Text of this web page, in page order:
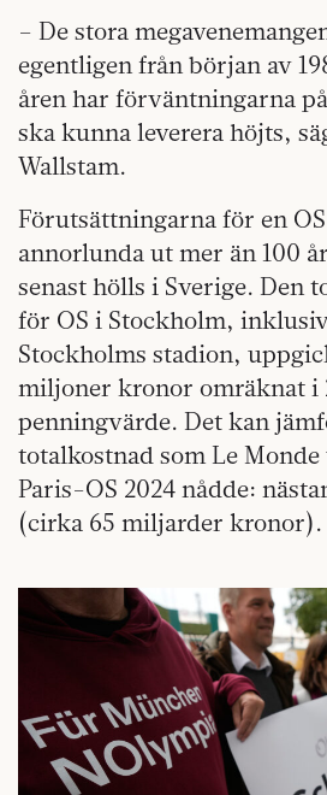
– De stora
egentligen från början av
åren har förväntningarna
ska kunna leverera höjts,
Wallstam.
Förutsättningarna för en
annorlunda ut mer än 100
senast hölls i Sverige. Den
för OS i Stockholm,
Stockholms stadion,
miljoner kronor omräknat i
penningvärde. Det kan
totalkostnad som Le
Paris-OS 2024 nådde:
(cirka 65 miljarder kronor).